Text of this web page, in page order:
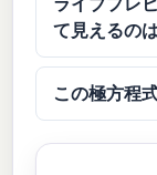
て見えるの
この極方程